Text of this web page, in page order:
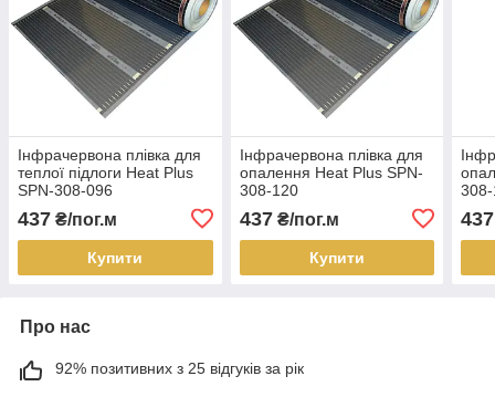
Інфрачервона плівка для
теплої підлоги Heat Plus
SPN-308-096
437 ₴/пог.м
Купити
Інфрачервона плівка для
опалення Heat Plus SPN-
308-120
437₴/пог.м
Купити
437
Про нас
92% позитивних з 25 відгуків за рік